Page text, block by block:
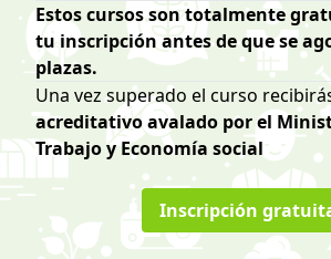
Estos cursos son totalmente
tu inscripción antes de que se
plazas.
Una vez superado el curso
acreditativo avalado por el
Trabajo y Economía social
Inscripción